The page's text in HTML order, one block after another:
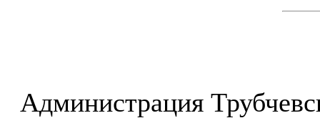
Администрация